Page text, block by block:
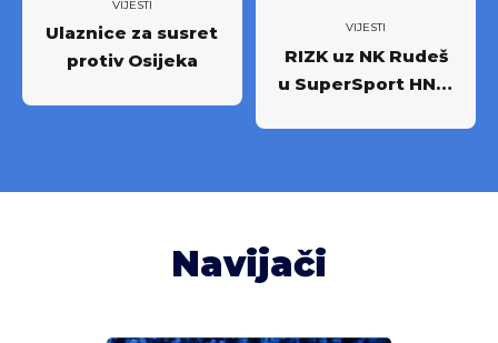
VIJESTI
Ulaznice za susret
protiv Osijeka
VIJESTI
RIZK uz NK Rudeš
u SuperSport HNL-
Navijači